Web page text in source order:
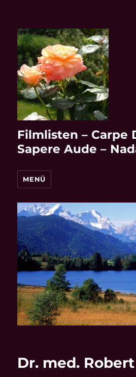
Filmlisten – Carpe
Sapere Aude –
MENÜ
Dr. med.